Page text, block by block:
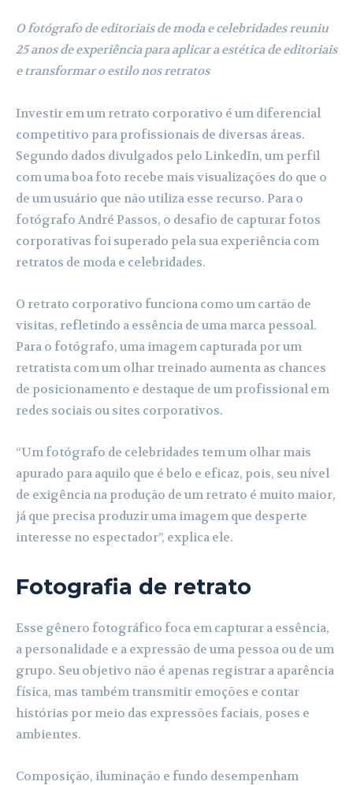
O fotógrafo de editoriais de moda e celebridades reuniu
25 anos de experiência para aplicar a estética de editoriais
e transformar o estilo nos retratos
Investir em um retrato corporativo é um diferencial
competitivo para profissionais de diversas áreas.
Segundo dados divulgados pelo LinkedIn, um perfil
com uma boa foto recebe mais visualizações do que o
de um usuário que não utiliza esse recurso. Para o
fotógrafo André Passos, o desafio de capturar fotos
corporativas foi superado pela sua experiência com
retratos de moda e celebridades.
O retrato corporativo funciona como um cartão de
visitas, refletindo a essência de uma marca pessoal.
Para o fotógrafo, uma imagem capturada por um
retratista com um olhar treinado aumenta as chances
de posicionamento e destaque de um profissional em
redes sociais ou sites corporativos.
“Um fotógrafo de celebridades tem um olhar mais
apurado para aquilo que é belo e eficaz, pois, seu nível
de exigência na produção de um retrato é muito maior,
já que precisa produzir uma imagem que desperte
interesse no espectador”, explica ele.
Fotografia de retrato
Esse gênero fotográfico foca em capturar a essência,
a personalidade e a expressão de uma pessoa ou de um
grupo. Seu objetivo não é apenas registrar a aparência
física, mas também transmitir emoções e contar
histórias por meio das expressões faciais, poses e
ambientes.
Composição, iluminação e fundo desempenham